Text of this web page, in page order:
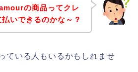
の商品ってクレ
いできるのかな～？
ている人もいるかもしれませ